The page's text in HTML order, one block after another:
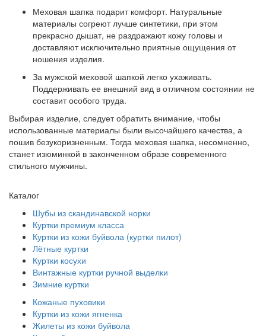
Меховая шапка подарит комфорт. Натуральные
материалы согреют лучше синтетики, при этом
прекрасно дышат, не раздражают кожу головы и
доставляют исключительно приятные ощущения от
ношения изделия.
За мужской меховой шапкой легко ухаживать.
Поддерживать ее внешний вид в отличном состоянии не
составит особого труда.
Выбирая изделие, следует обратить внимание, чтобы
использованные материалы были высочайшего качества, а
пошив безукоризненным. Тогда меховая шапка, несомненно,
станет изюминкой в законченном образе современного
стильного мужчины.
Каталог
Шубы из скандинавской норки
Куртки премиум класса
Куртки из кожи буйвола (куртки пилот)
Лётные куртки
Куртки косухи
Винтажные куртки ручной выделки
Зимние куртки
Кожаные пуховики
Куртки из кожи ягненка
Жилеты из кожи буйвола